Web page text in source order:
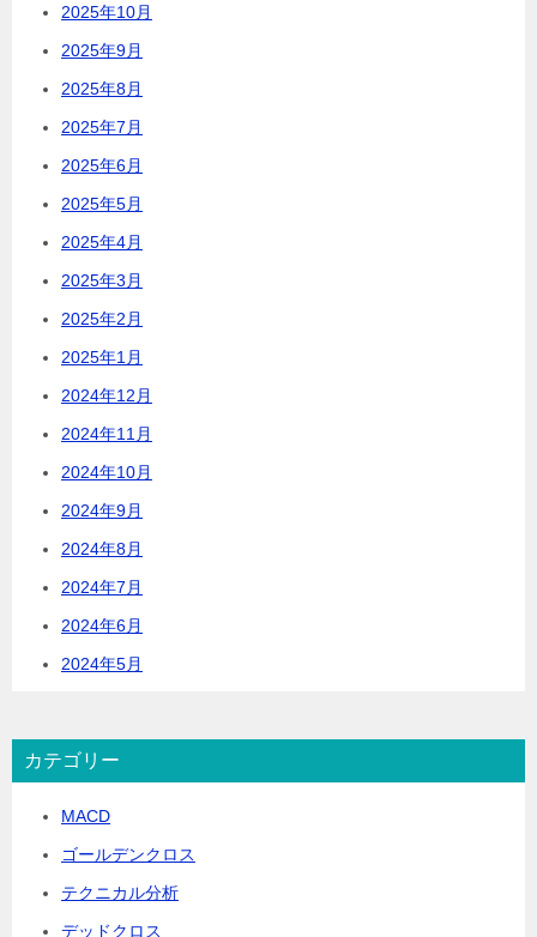
2025年10月
2025年9月
2025年8月
2025年7月
2025年6月
2025年5月
2025年4月
2025年3月
2025年2月
2025年1月
2024年12月
2024年11月
2024年10月
2024年9月
2024年8月
2024年7月
2024年6月
2024年5月
カテゴリー
MACD
ゴールデンクロス
テクニカル分析
デッドクロス